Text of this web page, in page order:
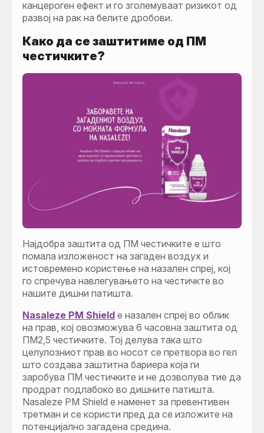
канцероген ефект и го зголемуваат ризикот од
развој на рак на белите дробови.
Како да се заштитиме од ПМ
честичките?
Најдобра заштита од ПМ честичките е што
помала изложеност на загаден воздух и
истовремено користење на назален спреј, кој
го спречува навлегувањето на честичкте во
нашите дишни патишта.
Nasaleze PM Shield е назален спреј во облик
на прав, кој овозможува 6 часовна заштита од
ПМ2,5 честичките. Тој делува така што
целулозниот прав во носот се претвора во гел
што создава заштитна бариера која ги
заробува ПМ честичките и не дозволува тие да
продрат подлабоко во дишните патишта.
Nasaleze PM Shield е наменет за превентивен
третман и се користи пред да се изложите на
потенцијално загадена средина.